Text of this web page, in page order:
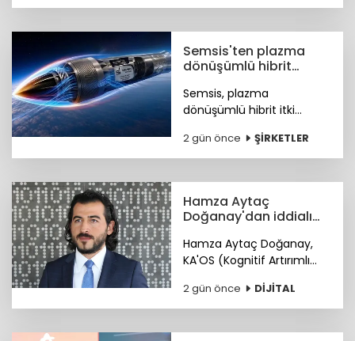
için finansal kazanç odaklı
nasıl korunacağız?
Semsis'ten plazma
dönüşümlü hibrit
Semsis, plazma
dönüşümlü hibrit itki
teknik ayrıntıları duyurdu.
2 gün önce ŞİRKETLER
Hamza Aytaç
Doğanay'dan iddialı
Hamza Aytaç Doğanay,
KA'OS (Kognitif Artırımlı
siber güvenlik yazılımları
konusunda iddialı.
2 gün önce DİJİTAL